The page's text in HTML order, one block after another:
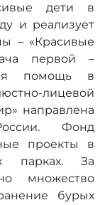
дети в
и реализует
– «Красивые
первой –
помощь в
лицевой
направлена
Фонд
проекты в
парках. За
множество
бурых